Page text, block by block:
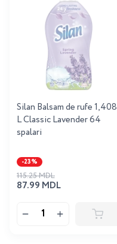
Silan Balsam de rufe 1,408
L Classic Lavender 64
spalari
-23%
87.99 MDL
115.25 MDL